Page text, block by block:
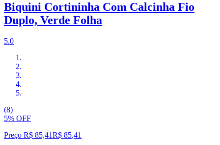
Biquini Cortininha Com Calcinha Fio
Duplo, Verde Folha
5.0
(8)
5% OFF
Preço R$ 85,41R$ 85,41